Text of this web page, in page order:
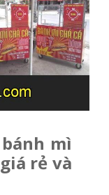
rẻ và